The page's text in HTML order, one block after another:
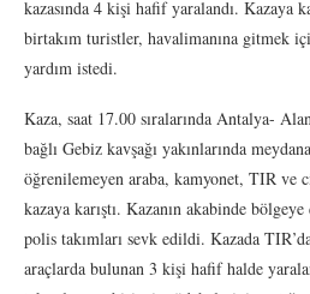
kazasında 4 kişi hafif yaralandı. Kazaya
birtakım turistler, havalimanına gitmek
yardım istedi.
Kaza, saat 17.00 sıralarında Antalya-
bağlı Gebiz kavşağı yakınlarında
öğrenilemeyen araba, kamyonet, TIR ve
kazaya karıştı. Kazanın akabinde
polis takımları sevk edildi. Kazada
araçlarda bulunan 3 kişi hafif halde